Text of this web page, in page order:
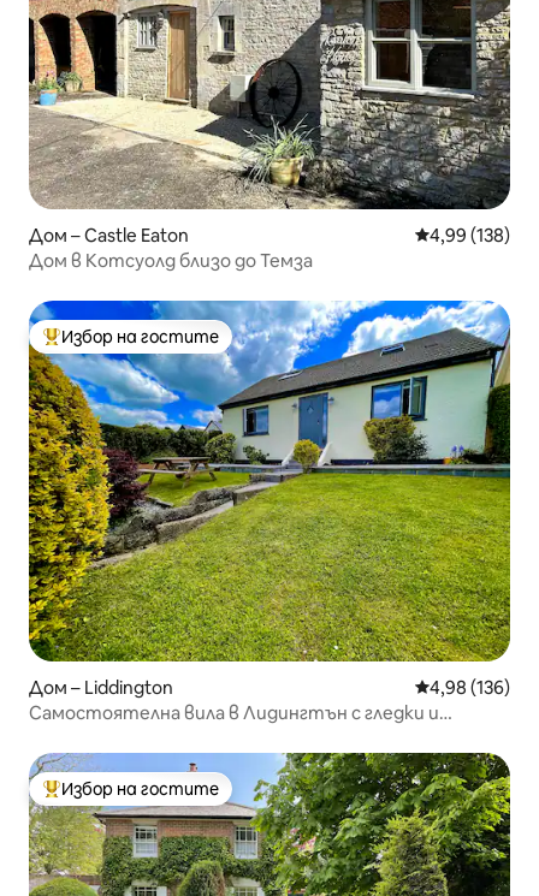
Дом – Castle Eaton Средна
4,99 (138)
Дом в Котсуолд близо до Темза
Най-популярен избор на гостите
Избор на гостите
Дом – Liddington Средна
4,98 (136)
Самостоятелна вила в Лидингтън с гледки и
Най-популярен избор на гостите
Избор на гостите